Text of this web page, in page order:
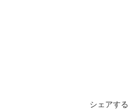
シェアする